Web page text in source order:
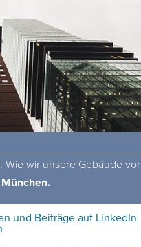
Wie wir unsere Gebäude vor
München.
und Beiträge auf LinkedIn